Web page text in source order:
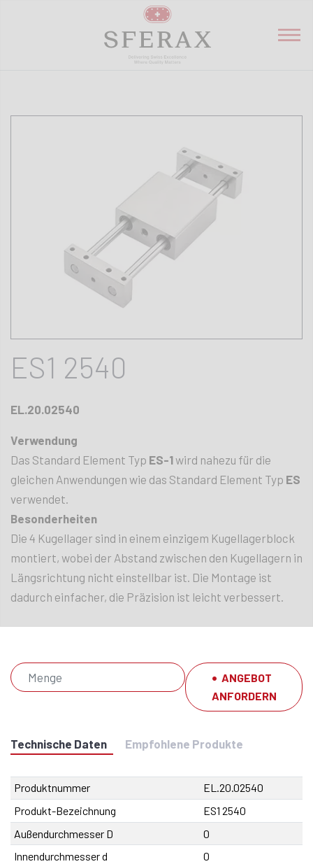
ES1 2540
EL.20.02540
Verwendung
Das Standard Element Typ ES-1wird nahezu für die
gleichen Anwendungen wie das Standard Element Typ ES
verwendet.
Besonderheiten
Die 4 Kugellager sind in einem einzigem Kugellagerblock
montiert, wobei der Abstand zwischen den Kugellagern in
Längsrichtung nicht einstellbar ist. Die Montage ist
dadurch einfacher, die Präzision ist leicht verbessert.
ANGEBOT
ANFORDERN
Technische Daten Empfohlene Produkte
Produktnummer
EL.20.02540
Produkt-Bezeichnung
ES1 2540
Außendurchmesser D
0
Innendurchmesser d
0